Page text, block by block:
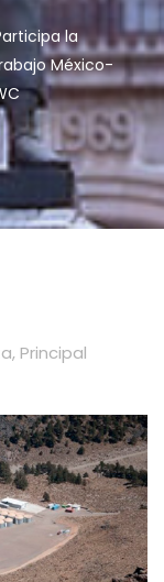
la
México-
, Principal